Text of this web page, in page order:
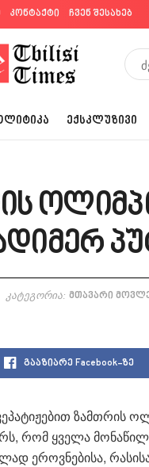
კონტაქტი ჩვენ შესახებ
ᲔᲥᲡᲙᲚᲣᲖᲘᲕᲘ
კატეგორია: მთავარი
გააზიარე Facebook-ზე
ზამთრის
რომ ყველა
ეროვნებისა,